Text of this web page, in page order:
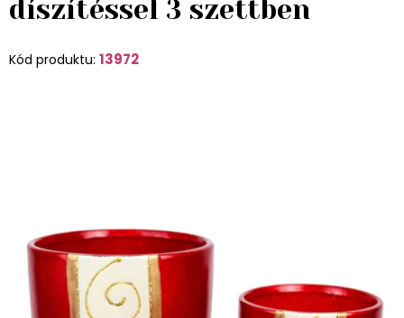
díszítéssel 3 szettben
Kód produktu: 13972